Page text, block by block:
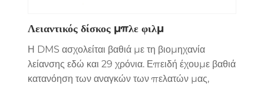
Λειαντικός δίσκος μπλε φιλμ
Η DMS ασχολείται βαθιά με τη βιομηχανία
λείανσης εδώ και 29 χρόνια. Επειδή έχουμε βαθιά
κατανόηση των αναγκών των πελατών μας,